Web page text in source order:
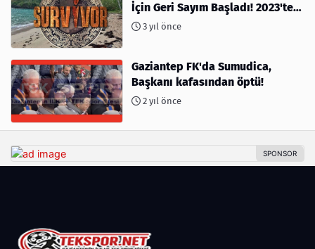
İçin Geri Sayım Başladı! 2023'te
kimler var?
3 yıl önce
Gaziantep FK'da Sumudica,
Başkanı kafasından öptü!
2 yıl önce